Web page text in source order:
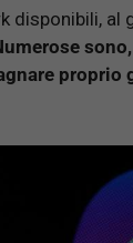
disponibili, al